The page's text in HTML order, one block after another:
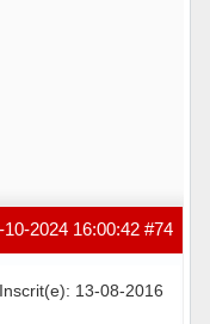
#74
10-2024 16:00:42
Inscrit(e): 13-08-2016